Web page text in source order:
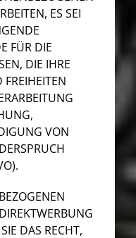
ES SEI
FÜR DIE
DIE IHRE
FREIHEITEN
VON
DAS RECHT,